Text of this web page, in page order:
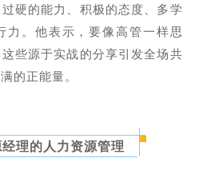
硬的能力、积极的态度、多学
力。他表示，要像高管一样思
些源于实战的分享引发全场共
的正能量。
理的人力资源管理